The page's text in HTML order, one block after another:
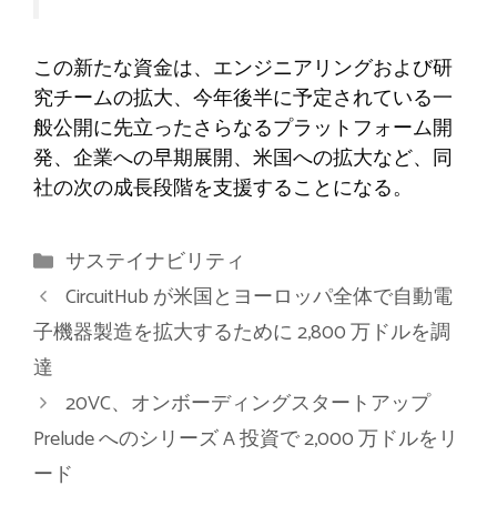
この新たな資金は、エンジニアリングおよび研
究チームの拡大、今年後半に予定されている一
般公開に先立ったさらなるプラットフォーム開
発、企業への早期展開、米国への拡大など、同
社の次の成長段階を支援することになる。
カ
テ
ゴ
リ
サステイナビリティ
CircuitHub が米国とヨーロッパ全体で自動電
子機器製造を拡大するために 2,800 万ドルを調
達
20VC、オンボーディングスタートアップ
Prelude へのシリーズ A 投資で 2,000 万ドルをリ
ード